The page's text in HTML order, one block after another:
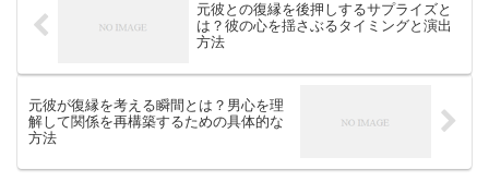
元彼との復縁を後押しするサプライズと
は？彼の心を揺さぶるタイミングと演出
方法
元彼が復縁を考える瞬間とは？男心を理
解して関係を再構築するための具体的な
方法